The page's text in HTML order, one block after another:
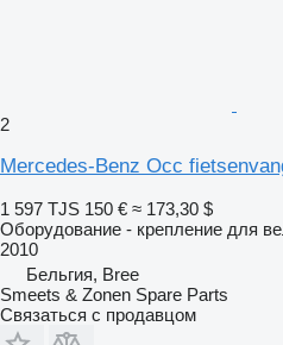
2
Mercedes-Benz Occ
1 597 TJS 150 € ≈ 173,30 $
Оборудование - крепление для
2010
Бельгия, Bree
Smeets & Zonen Spare Parts
Связаться с продавцом